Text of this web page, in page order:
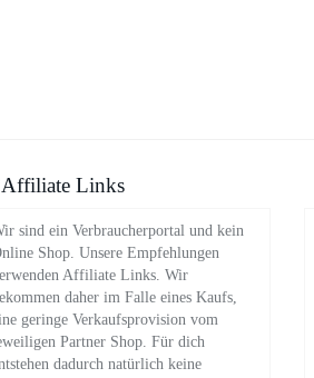
Links
sind ein Verbraucherportal und kein
Shop. Unsere Empfehlungen
Affiliate Links. Wir
daher im Falle eines Kaufs,
geringe Verkaufsprovision vom
Partner Shop. Für dich
dadurch natürlich keine